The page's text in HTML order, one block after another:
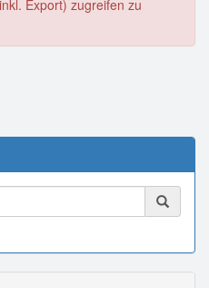
Export) zugreifen zu